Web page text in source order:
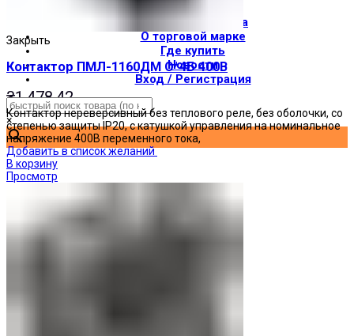
О компании
Доставка и оплата
О торговой марке
Где купить
Новости
Вход / Регистрация
×
Закрыть
Контактор ПМЛ-1160ДМ О*4Б 400В
₴1,478.42
Контактор нереверсивный без теплового реле, без оболочки, со
степенью защиты IP20, с катушкой управления на номинальное
напряжение 400В переменного тока,
Добавить в список желаний
В корзину
Просмотр